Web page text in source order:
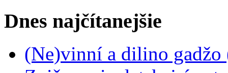
Dnes najčítanejšie
(Ne)vinní a dilino gadžo